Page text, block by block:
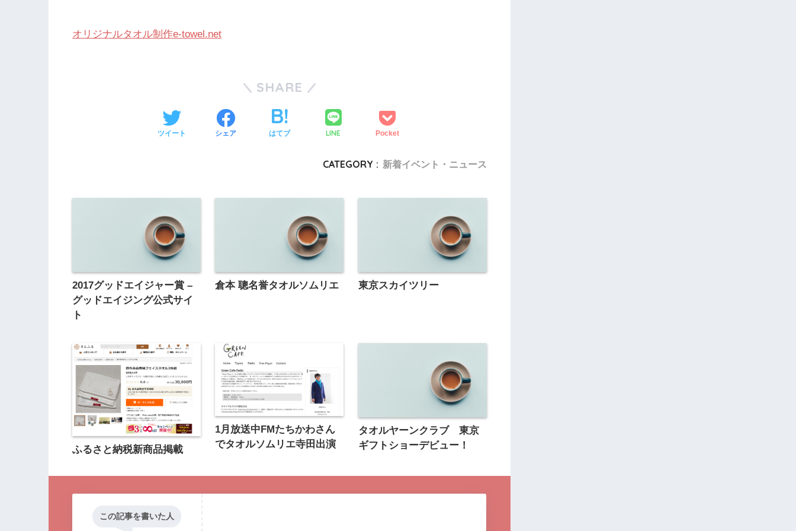
オリジナルタオル制作e-towel.net
SHARE
ツイート シェア はてブ LINE Pocket
CATEGORY : 新着イベント・ニュース
2017グッドエイジャー賞 –
グッドエイジング公式サイ
ト
倉本 聰名誉タオルソムリエ 東京スカイツリー
ふるさと納税新商品掲載
1月放送中FMたちかわさん
でタオルソムリエ寺田出演
タオルヤーンクラブ 東京
ギフトショーデビュー！
この記事を書いた人